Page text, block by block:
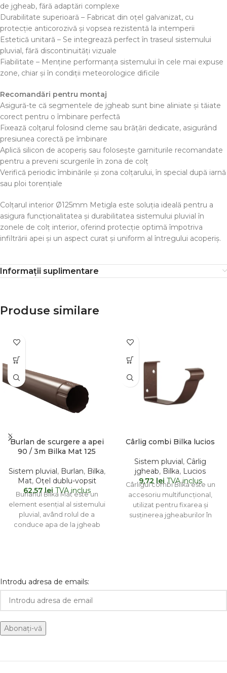
de jgheab, fără adaptări complexe
Durabilitate superioară – Fabricat din oțel galvanizat, cu
protecție anticorozivă și vopsea rezistentă la intemperii
Estetică unitară – Se integrează perfect în traseul sistemului
pluvial, fără discontinuități vizuale
Fiabilitate – Menține performanța sistemului în cele mai expuse
zone, chiar și în condiții meteorologice dificile
Recomandări pentru montaj
Asigură-te că segmentele de jgheab sunt bine aliniate și tăiate
corect pentru o îmbinare perfectă
Fixează colțarul folosind cleme sau brăţări dedicate, asigurând
presiunea corectă pe îmbinare
Aplică silicon de acoperiș sau folosește garniturile recomandate
pentru a preveni scurgerile în zona de colț
Verifică periodic îmbinările și zona colțarului, în special după iarnă
sau ploi torențiale
Colțarul interior Ø125mm Metigla este soluția ideală pentru a
asigura funcționalitatea și durabilitatea sistemului pluvial în
zonele de colț interior, oferind protecție optimă împotriva
infiltrării apei și un aspect curat și uniform al întregului acoperiș.
Informații suplimentare
Produse similare
Burlan de scurgere a apei
90 / 3m Bilka Mat 125
Sistem pluvial, Burlan, Bilka,
Mat, Oțel dublu-vopsit
62,57lei TVA inclus
Burlanul Bilka Mat este un
element esențial al sistemului
pluvial, având rolul de a
conduce apa de la jgheab
Cârlig combi Bilka lucios
Sistem pluvial, Cârlig
jgheab, Bilka, Lucios
9,72 lei TVA inclus
Cârligul combi Bilka este un
accesoriu multifuncțional,
utilizat pentru fixarea și
susținerea jgheaburilor în
Introdu adresa de emails: